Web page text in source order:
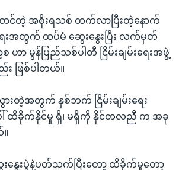
ောင်တဲ့ အစိုးရသစ် တက်လာပြီးတဲ့နောက်
အတွက် ထပ်မံ ဆွေးနွေးပြီး လက်မှတ်
စ ဟာ မွန်ပြည်သစ်ပါတီ ငြိမ်းချမ်းရေးအဖွဲ့
ဖြစ်ပါတယ်။
းတဲ့အတွက် နှစ်ဘက် ငြိမ်းချမ်းရေး
ထိခိုက်နိုင်မှု ရှိ၊ မရှိကို နိုင်တလညီ က အခု
ဆွေးနွေးပွဲနဲ့ပတ်သက်ပြီးတော့ ထိခိုက်မှုတော့